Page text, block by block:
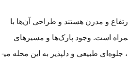
و مدرن هستند و طراحی آن‌ها با
است. وجود پارک‌ها و مسیرهای
پیاده‌روی اطراف ساختمان‌ها، جلوه‌ای طبیعی و دلپذیر به این محله می­